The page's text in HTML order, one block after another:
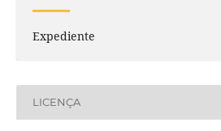
Expediente
LICENÇA